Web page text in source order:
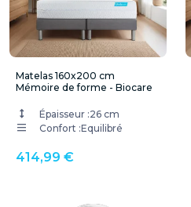
Matelas 160x200 cm
Mémoire de forme - Biocare
Épaisseur :26 cm
Confort :Equilibré
414,99 €